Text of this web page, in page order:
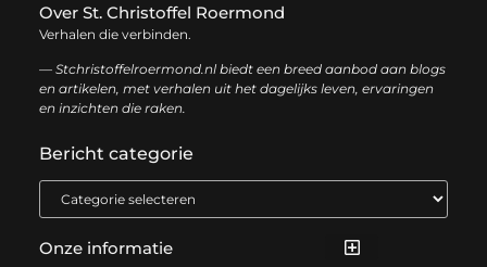
Over St. Christoffel Roermond
Verhalen die verbinden.
— Stchristoffelroermond.nl biedt een breed aanbod aan blogs
en artikelen, met verhalen uit het dagelijks leven, ervaringen
en inzichten die raken.
Bericht categorie
Onze informatie